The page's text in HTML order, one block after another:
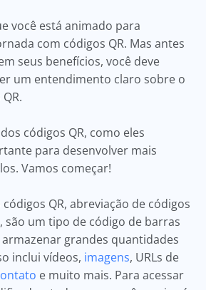
você está animado para
com códigos QR. Mas antes
seus benefícios, você deve
um entendimento claro sobre o
códigos QR, como eles
para desenvolver mais
Vamos começar!
QR, abreviação de códigos
são um tipo de código de barras
grandes quantidades
inclui vídeos, imagens, URLs de
e muito mais. Para acessar